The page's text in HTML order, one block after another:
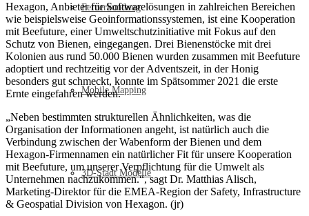
Fernerkundung
Mobile Mapping
3D-Stadt Modelle
Hexagon, Anbieter für Softwarelösungen in zahlreichen Bereichen
wie beispielsweise Geoinformationssystemen, ist eine Kooperation
mit Beefuture, einer Umweltschutzinitiative mit Fokus auf den
Schutz von Bienen, eingegangen. Drei Bienenstöcke mit drei
Kolonien aus rund 50.000 Bienen wurden zusammen mit Beefuture
adoptiert und rechtzeitig vor der Adventszeit, in der Honig
besonders gut schmeckt, konnte im Spätsommer 2021 die erste
Ernte eingefahren werden.
„Neben bestimmten strukturellen Ähnlichkeiten, was die
Organisation der Informationen angeht, ist natürlich auch die
Verbindung zwischen der Wabenform der Bienen und dem
Hexagon-Firmennamen ein natürlicher Fit für unsere Kooperation
mit Beefuture, um unserer Verpflichtung für die Umwelt als
Unternehmen nachzukommen.“, sagt Dr. Matthias Alisch,
Marketing-Direktor für die EMEA-Region der Safety, Infrastructure
& Geospatial Division von Hexagon. (jr)